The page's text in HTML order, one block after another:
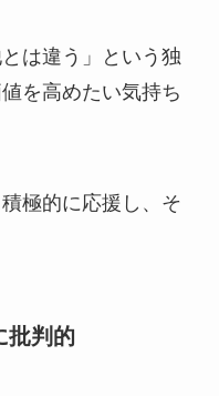
は違う」という独
を高めたい気持ち
極的に応援し、そ
批判的